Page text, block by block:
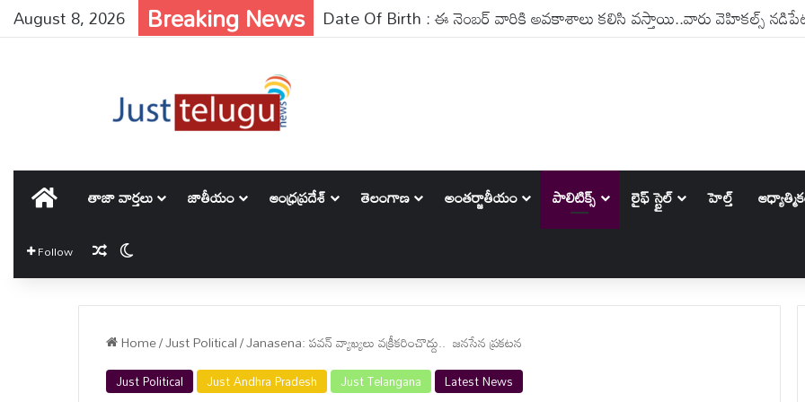
August 8, 2026 Breaking News
తాజా వార్తలు జాతీయం ఆంధ్రప్రదేశ్ తెలంగాణ అంతర్జాతీయం పాలిటిక్స్‌ లైఫ్ స్టైల్ హెల్త్
Follow Random Article
Home/Just Political/Janasena: పవన్ వ్యాఖ్యలు వక్రీకరించొద్దు.. జనసేన ప్రకటన
Just Political Just Andhra Pradesh Just Telangana Latest News